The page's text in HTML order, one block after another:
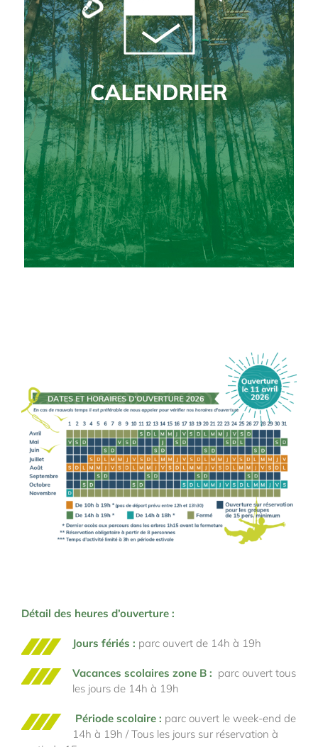
Détail des heures d’ouverture :
Jours fériés : parc ouvert de 14h à 19h
Vacances scolaires zone B : parc ouvert tous
les jours de 14h à 19h
Période scolaire : parc ouvert le week-end de
14h à 19h / Tous les jours sur réservation à